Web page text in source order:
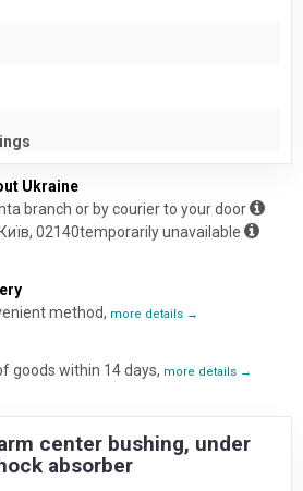
Ukraine
branch or by courier to your door
02140temporarily unavailable
method, more details →
goods within 14 days, more details →
center bushing, under
absorber